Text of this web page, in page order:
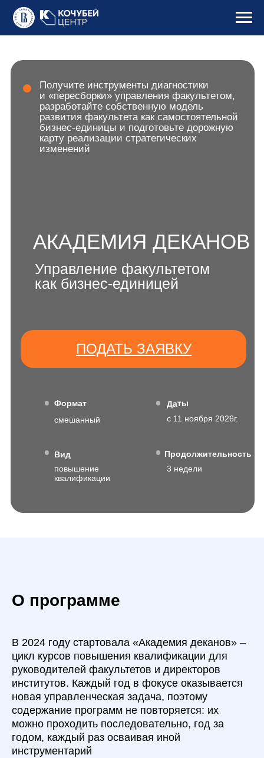
Получите инструменты диагностики
развития факультета как самостоятельной
бизнес-единицы и подготовьте дорожную
карту реализации стратегических
изменений
Даты
Формат
ПОДАТЬ ЗАЯВКУ
О программе
В 2024 году стартовала «Академия деканов» –
цикл курсов повышения квалификации для
руководителей факультетов и директоров
институтов. Каждый год в фокусе оказывается
новая управленческая задача, поэтому
содержание программ не повторяется: их
можно проходить последовательно, год за
годом, каждый раз осваивая иной
инструментарий